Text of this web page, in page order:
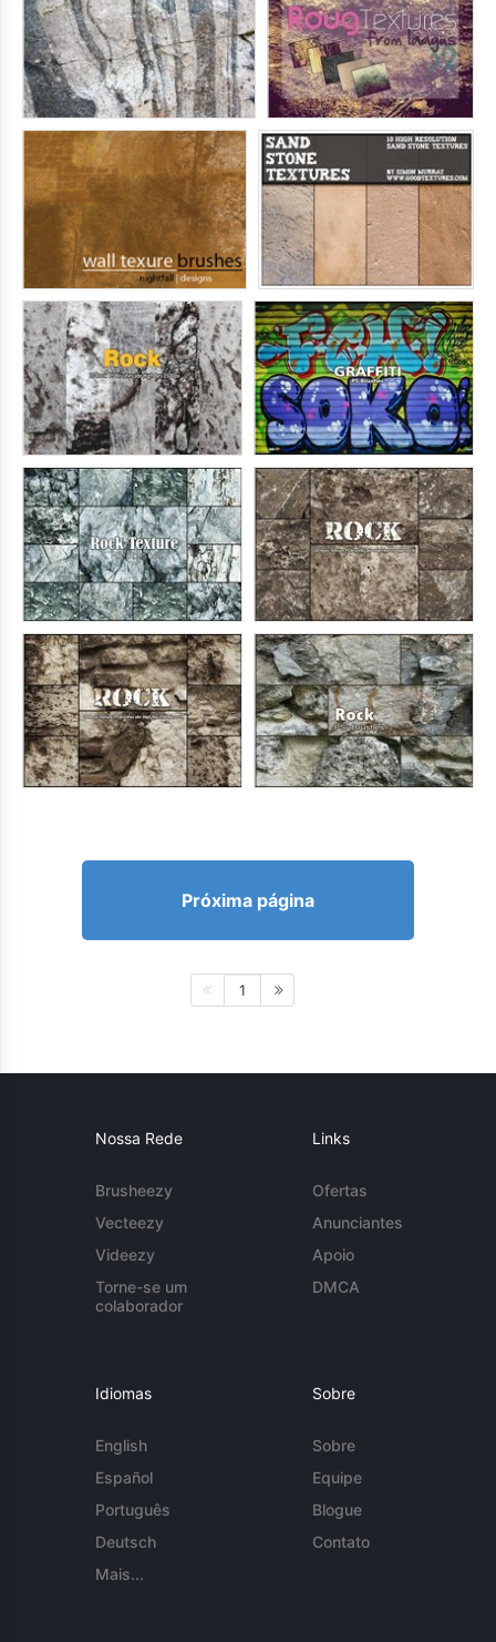
Próxima página
1
Nossa Rede
Brusheezy
Vecteezy
Videezy
Torne-se um
colaborador
Links
Ofertas
Anunciantes
Apoio
DMCA
Idiomas
English
Español
Português
Deutsch
Mais...
Sobre
Sobre
Equipe
Blogue
Contato